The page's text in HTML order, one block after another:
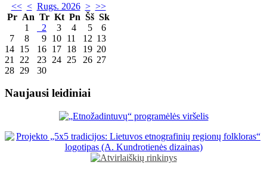
<< < Rugs. 2026 > >>
Pr An Tr Kt Pn Šš Sk
1
2 3 4 5
6
7
8 9 10 11 12 13
14 15 16 17 18 19 20
21
22 23 24 25 26 27
28 29 30
Naujausi leidiniai